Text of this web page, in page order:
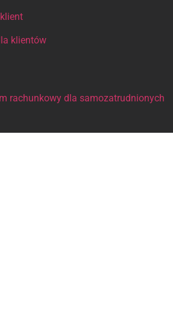
klientów
rachunkowy dla samozatrudnionych